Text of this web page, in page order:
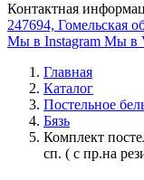
Контактная
247694, Гомельская
Мы в Instagram Мы в
Главная
Каталог
Постельное
Бязь
Комплект
сп. ( с пр.на